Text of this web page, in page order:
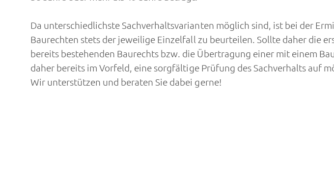
Da unterschiedlichste Sachverhaltsvarianten möglich sind, ist bei der
Baurechten stets der jeweilige Einzelfall zu beurteilen. Sollte daher die
bereits bestehenden Baurechts bzw. die Übertragung einer mit einem
daher bereits im Vorfeld, eine sorgfältige Prüfung des Sachverhalts auf
Wir unterstützen und beraten Sie dabei gerne!